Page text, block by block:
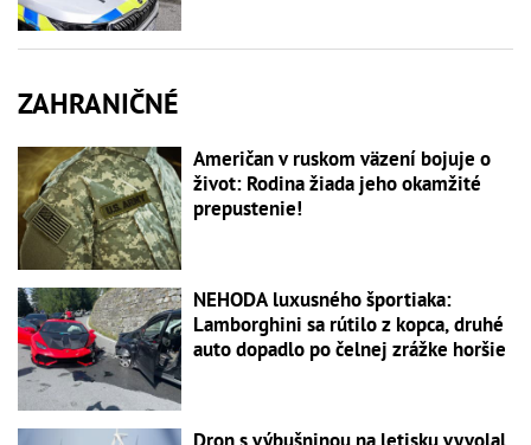
ZAHRANIČNÉ
Američan v ruskom väzení bojuje o
život: Rodina žiada jeho okamžité
prepustenie!
NEHODA luxusného športiaka:
Lamborghini sa rútilo z kopca, druhé
auto dopadlo po čelnej zrážke horšie